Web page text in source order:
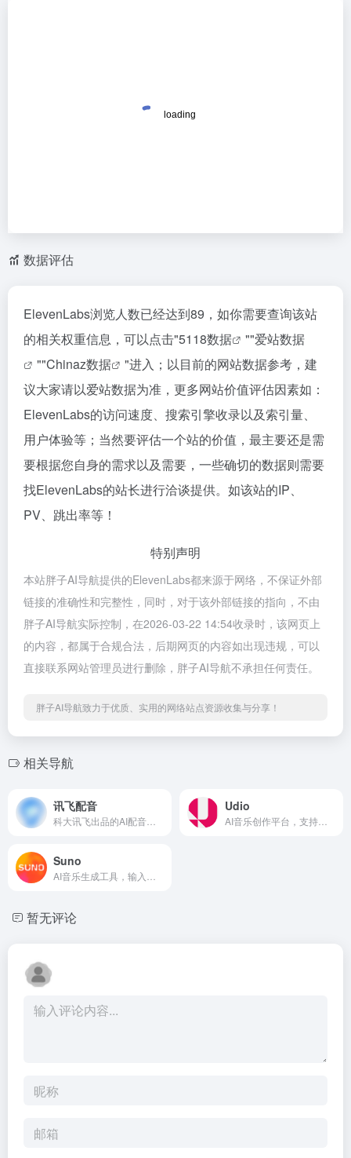
数据评估
ElevenLabs浏览人数已经达到89，如你需要查询该站
的相关权重信息，可以点击"5118数据 ""爱站数据
""Chinaz数据
"进入；以目前的网站数据参考，建
议大家请以爱站数据为准，更多网站价值评估因素如：
ElevenLabs的访问速度、搜索引擎收录以及索引量、
用户体验等；当然要评估一个站的价值，最主要还是需
要根据您自身的需求以及需要，一些确切的数据则需要
找ElevenLabs的站长进行洽谈提供。如该站的IP、
PV、跳出率等！
特别声明
本站胖子AI导航提供的ElevenLabs都来源于网络，不保证外部
链接的准确性和完整性，同时，对于该外部链接的指向，不由
胖子AI导航实际控制，在2026-03-22 14:54收录时，该网页上
的内容，都属于合规合法，后期网页的内容如出现违规，可以
直接联系网站管理员进行删除，胖子AI导航不承担任何责任。
胖子AI导航致力于优质、实用的网络站点资源收集与分享！
相关导航
讯飞配音 Udio
Suno
暂无评论